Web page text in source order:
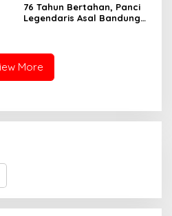
76 Tahun Bertahan, Panci
Legendaris Asal Bandung
More